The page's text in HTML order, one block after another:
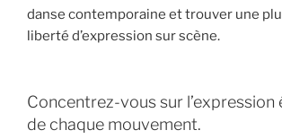
danse contemporaine et trouver une
liberté d’expression sur scène.
Concentrez-vous sur l’expression
de chaque mouvement.